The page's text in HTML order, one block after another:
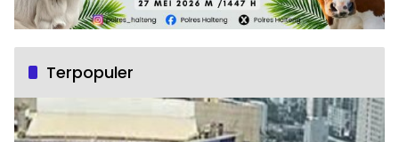
Terpopuler